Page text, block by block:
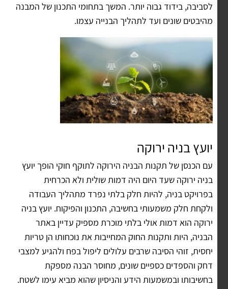
לסביבה, בידוד גבוה יותר. המשך בתחומי התכנון של המבנה
מהיבטים שונים ועד לתהליך הבנייה עצמו.
יועץ בניה ירוקה
עם הכנסן של תקנות הבניה הירוקה לתוקף חוקי הופך יועץ
בניה ירוקה שעד היום היה דמות שולית ולא הכרחית
בפרויקט בניה, להיות חלק בלתי נפרד מתהליך העבודה
ולקחת חלק משמעותי בחשיבה, התכנון והפיקוח. יועץ בניה
ירוקה הוא דמות אולי בלתי מוכרת מספיק עדיין באתר
הבניה, היות ותקנות החוק המחייבות את נוכחותו הן טריות
יחסית, זוהי הסיבה שרבים עלולים ליפול בפח ולהגיע למצבי
דחק והספדים כספיים שונים, מחוסר הבנה מספקת
בחשיבותו ובמשמעות הידע והניסיון שהוא מביא עימו לשטח.